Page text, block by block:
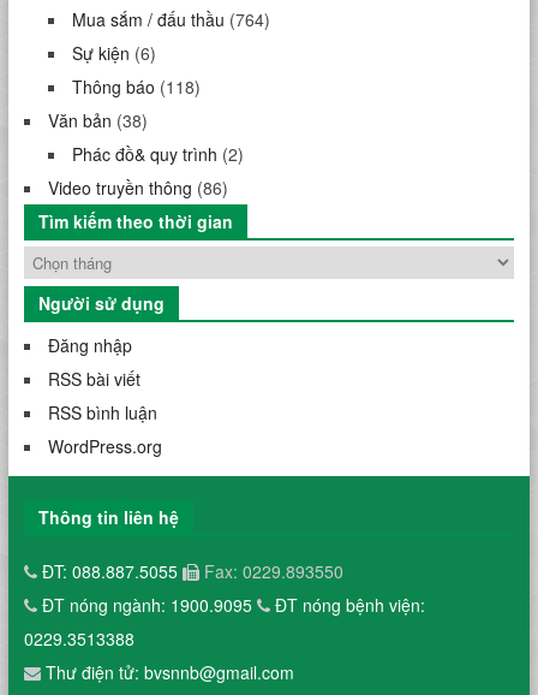
Mua sắm / đấu thầu (764)
Sự kiện (6)
Thông báo (118)
Văn bản (38)
Phác đồ& quy trình (2)
Video truyền thông (86)
Tìm kiếm theo thời gian
Người sử dụng
Đăng nhập
RSS bài viết
RSS bình luận
WordPress.org
Thông tin liên hệ
ĐT: 088.887.5055
Fax: 0229.893550
ĐT nóng ngành: 1900.9095
ĐT nóng bệnh viện:
0229.3513388
Thư điện tử: bvsnnb@gmail.com